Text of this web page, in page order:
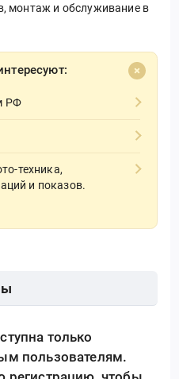
монтаж и обслуживание в
РФ
техника,
и показов.
только
пользователям.